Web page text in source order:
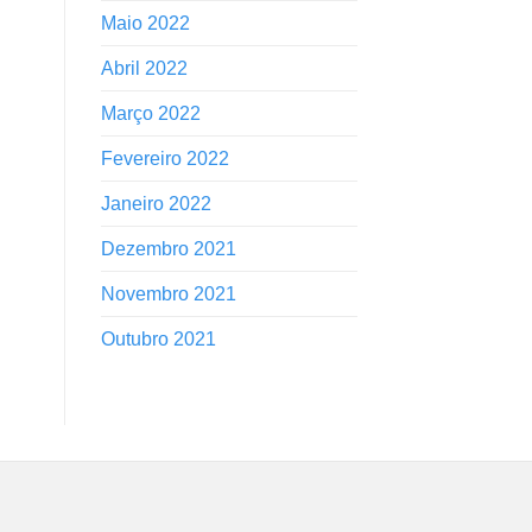
Maio 2022
Abril 2022
Março 2022
Fevereiro 2022
Janeiro 2022
Dezembro 2021
Novembro 2021
Outubro 2021